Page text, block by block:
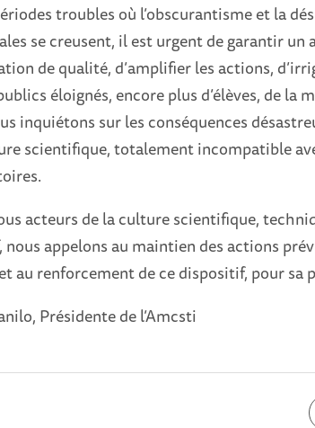
troubles où l’obscurantisme et la
se creusent, il est urgent de garantir un
de qualité, d’amplifier les actions,
éloignés, encore plus d’élèves, de la
inquiétons sur les conséquences
scientifique, totalement incompatible
acteurs de la culture scientifique,
appelons au maintien des actions
au renforcement de ce dispositif, pour sa
Présidente de l’Amcsti